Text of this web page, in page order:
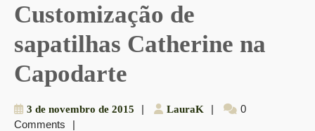
Customização de
sapatilhas Catherine na
Capodarte
3 de novembro de 2015 | LauraK LauraK
|
0
Comments
|